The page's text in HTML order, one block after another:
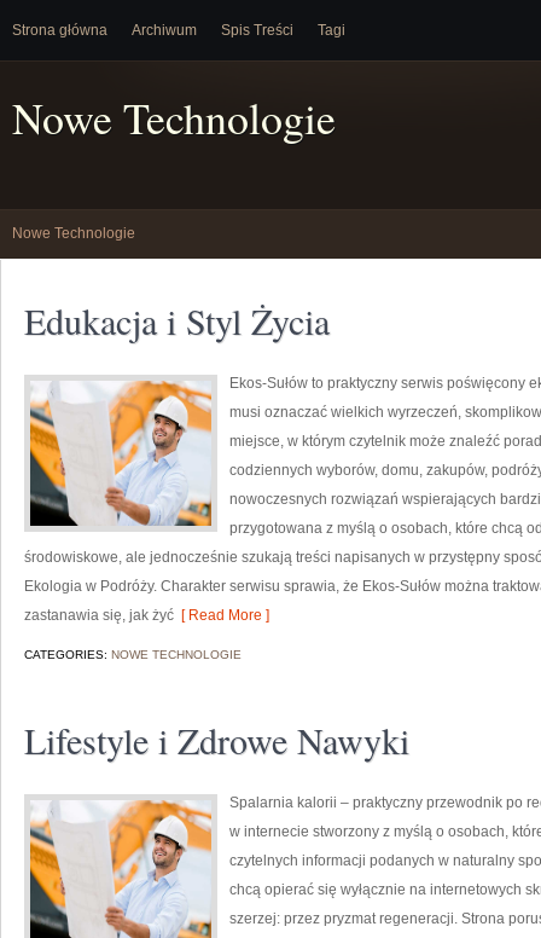
Strona główna Archiwum Spis Treści Tagi
Nowe Technologie
Nowe Technologie
Edukacja i Styl Życia
Ekos-Sułów to praktyczny serwis poświęcony
musi oznaczać wielkich wyrzeczeń,
miejsce, w którym czytelnik może znaleźć
codziennych wyborów, domu, zakupów,
nowoczesnych rozwiązań wspierających
przygotowana z myślą o osobach, które chcą
środowiskowe, ale jednocześnie szukają treści napisanych w przystępny
Ekologia w Podróży. Charakter serwisu sprawia, że Ekos-Sułów można
zastanawia się, jak żyć [ Read More ]
CATEGORIES: NOWE TECHNOLOGIE
Lifestyle i Zdrowe Nawyki
Spalarnia kalorii – praktyczny przewodnik po
w internecie stworzony z myślą o osobach,
czytelnych informacji podanych w naturalny
chcą opierać się wyłącznie na internetowych
szerzej: przez pryzmat regeneracji. Strona